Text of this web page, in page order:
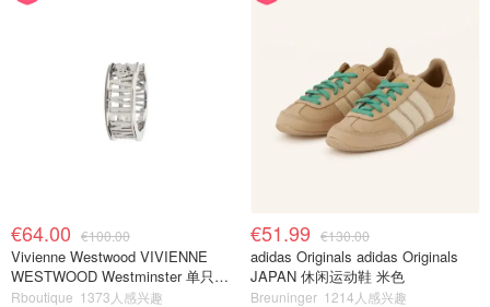
€64.00 €100.00
Vivienne Westwood VIVIENNE
WESTWOOD Westminster 单只耳
环
Rboutique 1373人感兴趣
€51.99 €130.00
adidas Originals adidas Originals
JAPAN 休闲运动鞋 米色
Breuninger 1214人感兴趣